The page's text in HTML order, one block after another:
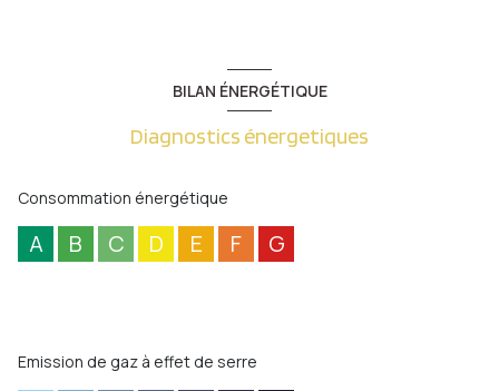
BILAN ÉNERGÉTIQUE
Diagnostics énergetiques
Consommation énergétique
A B C D E F G
Emission de gaz à effet de serre